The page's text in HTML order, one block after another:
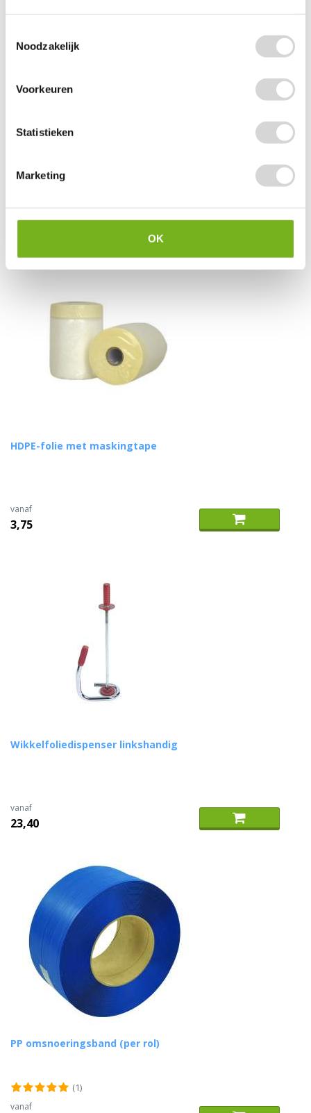
Noodzakelijk
Voorkeuren
Statistieken
Marketing
OK
vanaf
28,90
HDPE-folie met maskingtape
vanaf
3,75
Wikkelfoliedispenser linkshandig
vanaf
23,40
PP omsnoeringsband (per rol)
(1)
vanaf